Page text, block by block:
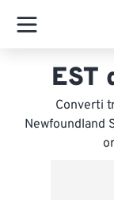
EST
Converti
Newfoundland